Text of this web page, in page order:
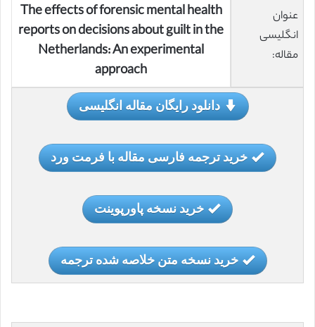
عنوان
انگلیسی
مقاله:
The effects of forensic mental health
reports on decisions about guilt in the
Netherlands: An experimental
approach
دانلود رایگان مقاله انگلیسی
خرید ترجمه فارسی مقاله با فرمت ورد
خرید نسخه پاورپوینت
خرید نسخه متن خلاصه شده ترجمه